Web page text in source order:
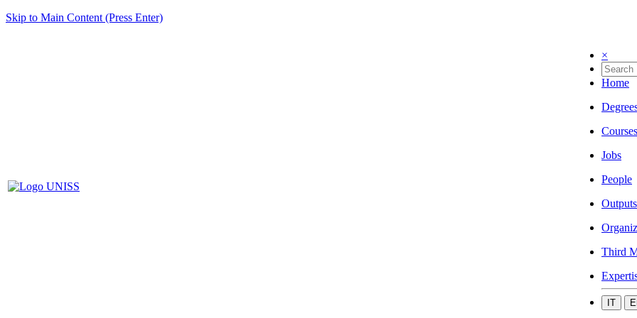
Skip to Main Content (Press Enter)
×
Home
Courses
Jobs
People
Outputs
Third
IT